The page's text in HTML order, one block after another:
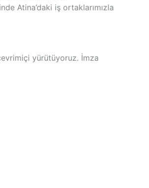
Atina’daki iş ortaklarımızla
yürütüyoruz. İmza